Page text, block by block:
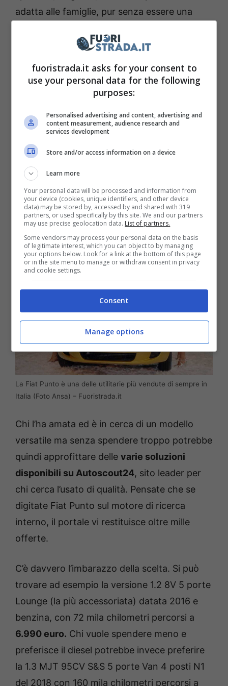
adatta alle famiglie, pur senza essere una
letteralmente a ruba. Tutti ne volevano una
quando erano in cerca di qualcosa dalle
porte. Con una diffusione così capillare non
sua uscita di scena. Le ragioni della sua
mancata produzione non sono state rese
note. Evidentemente però la Fiat ha deciso di
puntare sulla Panda, ora regina incontrastata
delle vendite.
La Fiat Punto è una delle utilitarie più vendute di sempre in
Italia (Foto Ansa) – Fuoristrada.it
Chi l’ha amata ed è in cerca di un modello
versatile ma senza spendere troppo potrebbe
quindi approfittare delle varie soluzioni
disponibili su Autoscout24, sito leader per
chi cerca l’usato di qualità. Pensate che se
digitate Fiat Punto sul motore di ricerca
interno, il portale vi restituisce oltre mille
offerte.
C’è davvero l’imbarazzo della scelta. Si può
trovare ad esempio la versione 1.2 8V 5 porte
Lounge (la più accessoriata) datata 2016 e
benzina, con 72 mila chilometri percorsi a
6.990 euro. Chi vuole spendere meno e
preferisce il diesel potrebbe invece preferire
la 1.3 MJT 95CV S&S 5 porte Van 4 posti N1
del 2018 con 160 mila chilometri percorsi a
fuoristrada.it asks for your consent to
use your personal data for the following
purposes:
Personalised advertising and content, advertising and
content measurement, audience research and
services development
Store and/or access information on a device
Learn more
Your personal data will be processed and information from
your device (cookies, unique identifiers, and other device
data) may be stored by, accessed by and shared with 319
partners, or used specifically by this site. We and our partners
may use precise geolocation data. List of partners.
Some vendors may process your personal data on the basis
of legitimate interest, which you can object to by managing
your options below. Look for a link at the bottom of this page
or in the site menu to manage or withdraw consent in privacy
and cookie settings.
Consent
Manage options